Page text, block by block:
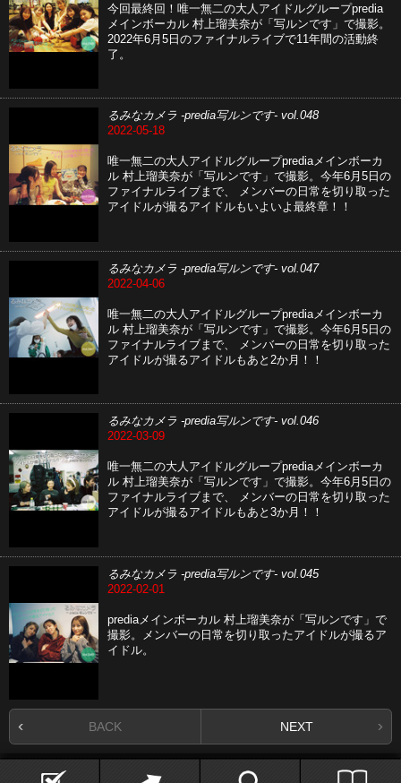
今回最終回！唯一無二の大人アイドルグループpredia
メインボーカル 村上瑠美奈が「写ルンです」で撮影。
2022年6月5日のファイナルライブで11年間の活動終
了。
るみなカメラ -predia写ルンです- vol.048
2022-05-18
唯一無二の大人アイドルグループprediaメインボーカ
ル 村上瑠美奈が「写ルンです」で撮影。今年6月5日の
ファイナルライブまで、 メンバーの日常を切り取った
アイドルが撮るアイドルもいよいよ最終章！！
るみなカメラ -predia写ルンです- vol.047
2022-04-06
唯一無二の大人アイドルグループprediaメインボーカ
ル 村上瑠美奈が「写ルンです」で撮影。今年6月5日の
ファイナルライブまで、 メンバーの日常を切り取った
アイドルが撮るアイドルもあと2か月！！
るみなカメラ -predia写ルンです- vol.046
2022-03-09
唯一無二の大人アイドルグループprediaメインボーカ
ル 村上瑠美奈が「写ルンです」で撮影。今年6月5日の
ファイナルライブまで、 メンバーの日常を切り取った
アイドルが撮るアイドルもあと3か月！！
るみなカメラ -predia写ルンです- vol.045
2022-02-01
prediaメインボーカル 村上瑠美奈が「写ルンです」で
撮影。メンバーの日常を切り取ったアイドルが撮るア
イドル。
BACK NEXT